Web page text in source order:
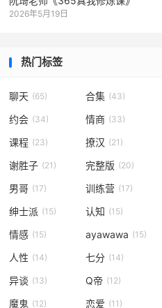
2026年5月19日
热门标签
聊天 (65) 合集 (43)
约会 (34) 情商 (33)
课程 (23) 撩汉 (21)
谢胜子 (21) 完整版 (20)
男哥 (17) 训练营 (17)
绅士派 (15) 认知 (15)
情感 (15) ayawawa (15)
人性 (14) 七分 (14)
异谈 (13) Q帝 (12)
魔鬼 (12) 恋爱 (11)